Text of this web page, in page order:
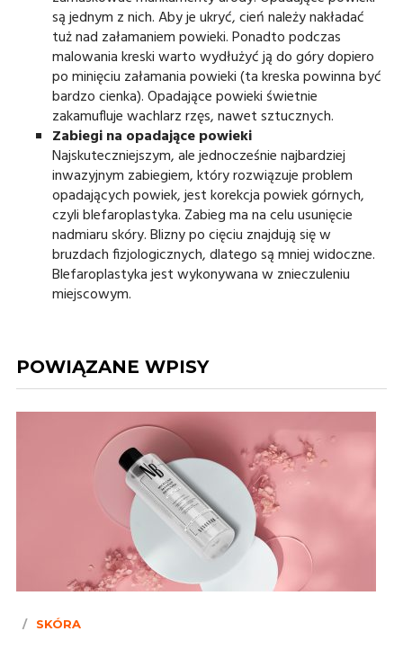
są jednym z nich. Aby je ukryć, cień należy nakładać
tuż nad załamaniem powieki. Ponadto podczas
malowania kreski warto wydłużyć ją do góry dopiero
po minięciu załamania powieki (ta kreska powinna być
bardzo cienka). Opadające powieki świetnie
zakamufluje wachlarz rzęs, nawet sztucznych.
Zabiegi na opadające powieki
Najskuteczniejszym, ale jednocześnie najbardziej
inwazyjnym zabiegiem, który rozwiązuje problem
opadających powiek, jest korekcja powiek górnych,
czyli blefaroplastyka. Zabieg ma na celu usunięcie
nadmiaru skóry. Blizny po cięciu znajdują się w
bruzdach fizjologicznych, dlatego są mniej widoczne.
Blefaroplastyka jest wykonywana w znieczuleniu
miejscowym.
POWIĄZANE WPISY
SKÓRA